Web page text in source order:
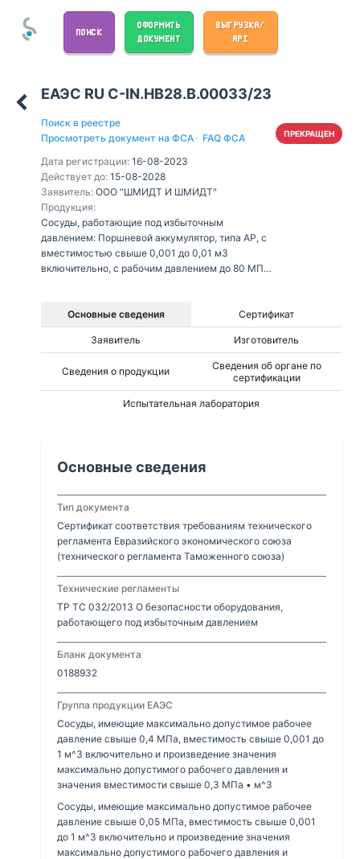
ПОИСК
ОФОРМИТЬ
ДОКУМЕНТ
ВЫГРУЗКА/
API
ЕАЭС RU С-IN.НВ28.В.00033/23
Поиск в реестре
Просмотреть документ на ФСА · FAQ ФСА
Дата регистрации: 16-08-2023
Действует до: 15-08-2028
Заявитель: ООО "ШМИДТ И ШМИДТ"
Продукция:
Сосуды, работающие под избыточным
давлением: Поршневой аккумулятор, типа AP, с
вместимостью свыше 0,001 до 0,01 м3
включительно, с рабочим давлением до 80 МПа,
соответствии с Приложением № 1 к ТР ТС
032/2013
ПРЕКРАЩЕН
Основные сведения Сертификат
Заявитель Изготовитель
Сведения о продукции
Сведения об органе по
сертификации
Испытательная лаборатория
Основные сведения
Тип документа
Сертификат соответствия требованиям технического
регламента Евразийского экономического союза
(технического регламента Таможенного союза)
Технические регламенты
ТР ТС 032/2013 О безопасности оборудования,
работающего под избыточным давлением
Бланк документа
0188932
Группа продукции ЕАЭС
Сосуды, имеющие максимально допустимое рабочее
давление свыше 0,4 МПа, вместимость свыше 0,001 до
1 м^3 включительно и произведение значения
максимально допустимого рабочего давления и
значения вместимости свыше 0,3 МПа • м^3
Сосуды, имеющие максимально допустимое рабочее
давление свыше 0,05 МПа, вместимость свыше 0,001
до 1 м^3 включительно и произведение значения
максимально допустимого рабочего давления и